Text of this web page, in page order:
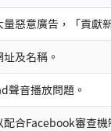
惡意廣告，「貢獻
及名稱。
聲音播放問題。
合Facebook審查